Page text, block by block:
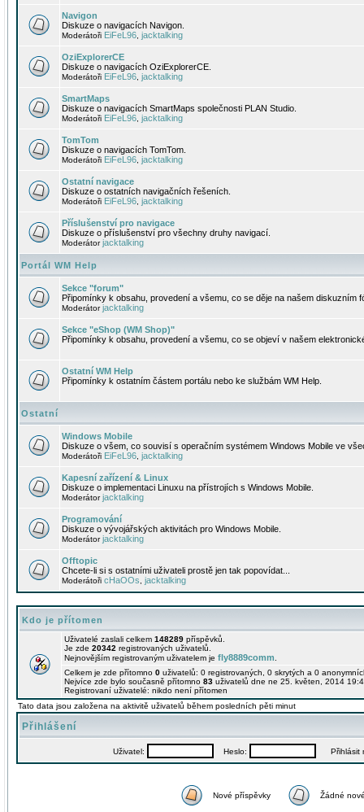
Navigon
Diskuze o navigacích Navigon.
Moderátoři EiFeL96 jacktalking
OziExplorerCE
Diskuze o navigacích OziExplorerCE.
Moderátoři EiFeL96 jacktalking
SmartMaps
Diskuze o navigacích SmartMaps společnosti PLAN Studio.
Moderátoři EiFeL96 jacktalking
TomTom
Diskuze o navigacích TomTom.
Moderátoři EiFeL96 jacktalking
Ostatní navigace
Diskuze o ostatních navigačních řešeních.
Moderátoři EiFeL96 jacktalking
Příslušenství pro navigace
Diskuze o příslušenství pro všechny druhy navigací.
Moderátorjacktalking
Portál WM Help
Sekce "forum"
Připomínky k obsahu, provedení a všemu, co se děje na našem diskuzním
Moderátorjacktalking
Sekce "eShop (WM Shop)"
Připomínky k obsahu, provedení a všemu, co se objeví v našem
Ostatní WM Help
Připomínky k ostatním částem portálu nebo ke službám WM Help.
Ostatní
Windows Mobile
Diskuze o všem, co souvisí s operačním systémem Windows Mobile ve
Moderátoři EiFeL96 jacktalking
Kapesní zařízení & Linux
Diskuze o implementaci Linuxu na přístrojích s Windows Mobile.
Moderátorjacktalking
Programování
Diskuze o vývojářských aktivitách pro Windows Mobile.
Moderátorjacktalking
Offtopic
Chcete-li si s ostatními uživateli prostě jen tak popovídat...
Moderátoři cHaOOs jacktalking
Kdo je přítomen
Uživatelé zaslali celkem 148289 příspěvků.
Je zde 20342 registrovaných uživatelů.
Nejnovějším registrovaným uživatelem je fly8889comm
Celkem je zde přítomno 0 uživatelů: 0 registrovaných, 0 skrytých a 0
Nejvíce zde bylo současně přítomno 83 uživatelů dne ne 25. květen, 2014
Registrovaní uživatelé: nikdo není přítomen
Tato data jsou založena na aktivitě uživatelů během posledních pěti minut
Přihlášení
Uživatel: Heslo: Přihlásit
Nové příspěvky Žádné